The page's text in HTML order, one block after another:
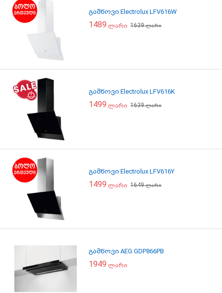
გამწოვი Electrolux LFV616W
1489 ლარი 1639ლარი
გამწოვი Electrolux LFV616K
1499 ლარი 1639ლარი
გამწოვი Electrolux LFV616Y
1499 ლარი 1649ლარი
გამწოვი AEG GDP866PB
1949 ლარი